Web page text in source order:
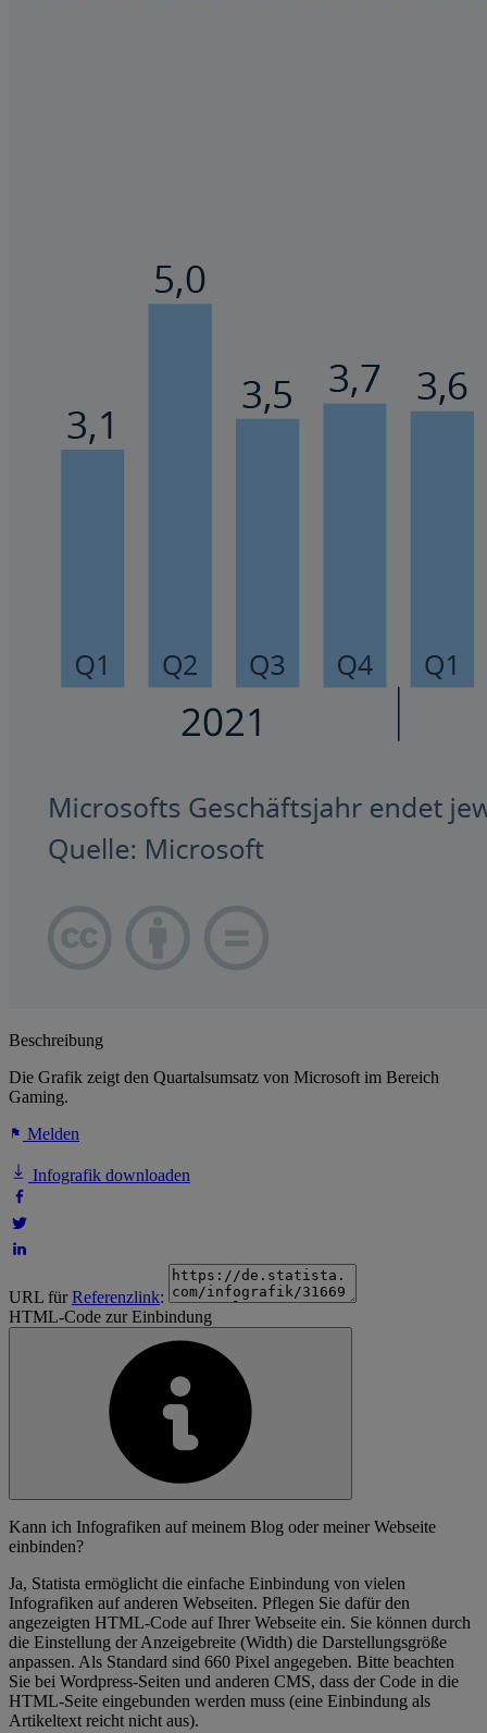
Beschreibung
Die Grafik zeigt den Quartalsumsatz von Microsoft im Bereich
Gaming.
Melden
Infografik downloaden
URL fürReferenzlink:
HTML-Code zur Einbindung
Kann ich Infografiken auf meinem Blog oder meiner Webseite
einbinden?
Ja, Statista ermöglicht die einfache Einbindung von vielen
Infografiken auf anderen Webseiten. Pflegen Sie dafür den
angezeigten HTML-Code auf Ihrer Webseite ein. Sie können durch
die Einstellung der Anzeigebreite (Width) die Darstellungsgröße
anpassen. Als Standard sind 660 Pixel angegeben. Bitte beachten
Sie bei Wordpress-Seiten und anderen CMS, dass der Code in die
HTML-Seite eingebunden werden muss (eine Einbindung als
Artikeltext reicht nicht aus).